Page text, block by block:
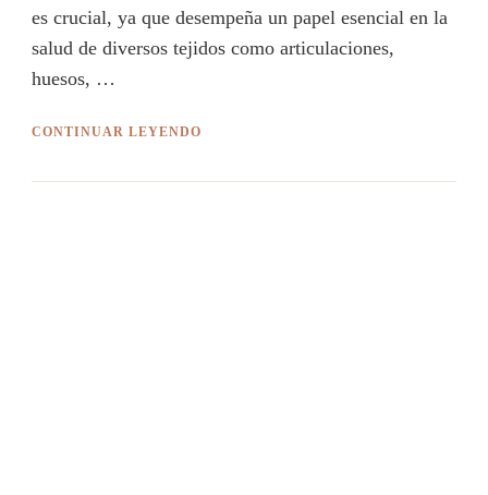
es crucial, ya que desempeña un papel esencial en la
salud de diversos tejidos como articulaciones,
huesos, …
CONTINUAR LEYENDO